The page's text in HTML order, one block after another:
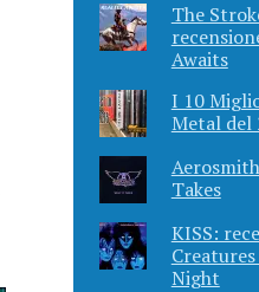
The
Awaits
I 10
Metal del
Takes
KISS:
Night